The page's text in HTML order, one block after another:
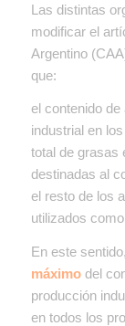
Las distintas
modificar el
Argentino
que:
el contenido
industrial en
total de grasas
destinadas al
el resto de los
utilizados
En este
máximodel
producción
en todos los